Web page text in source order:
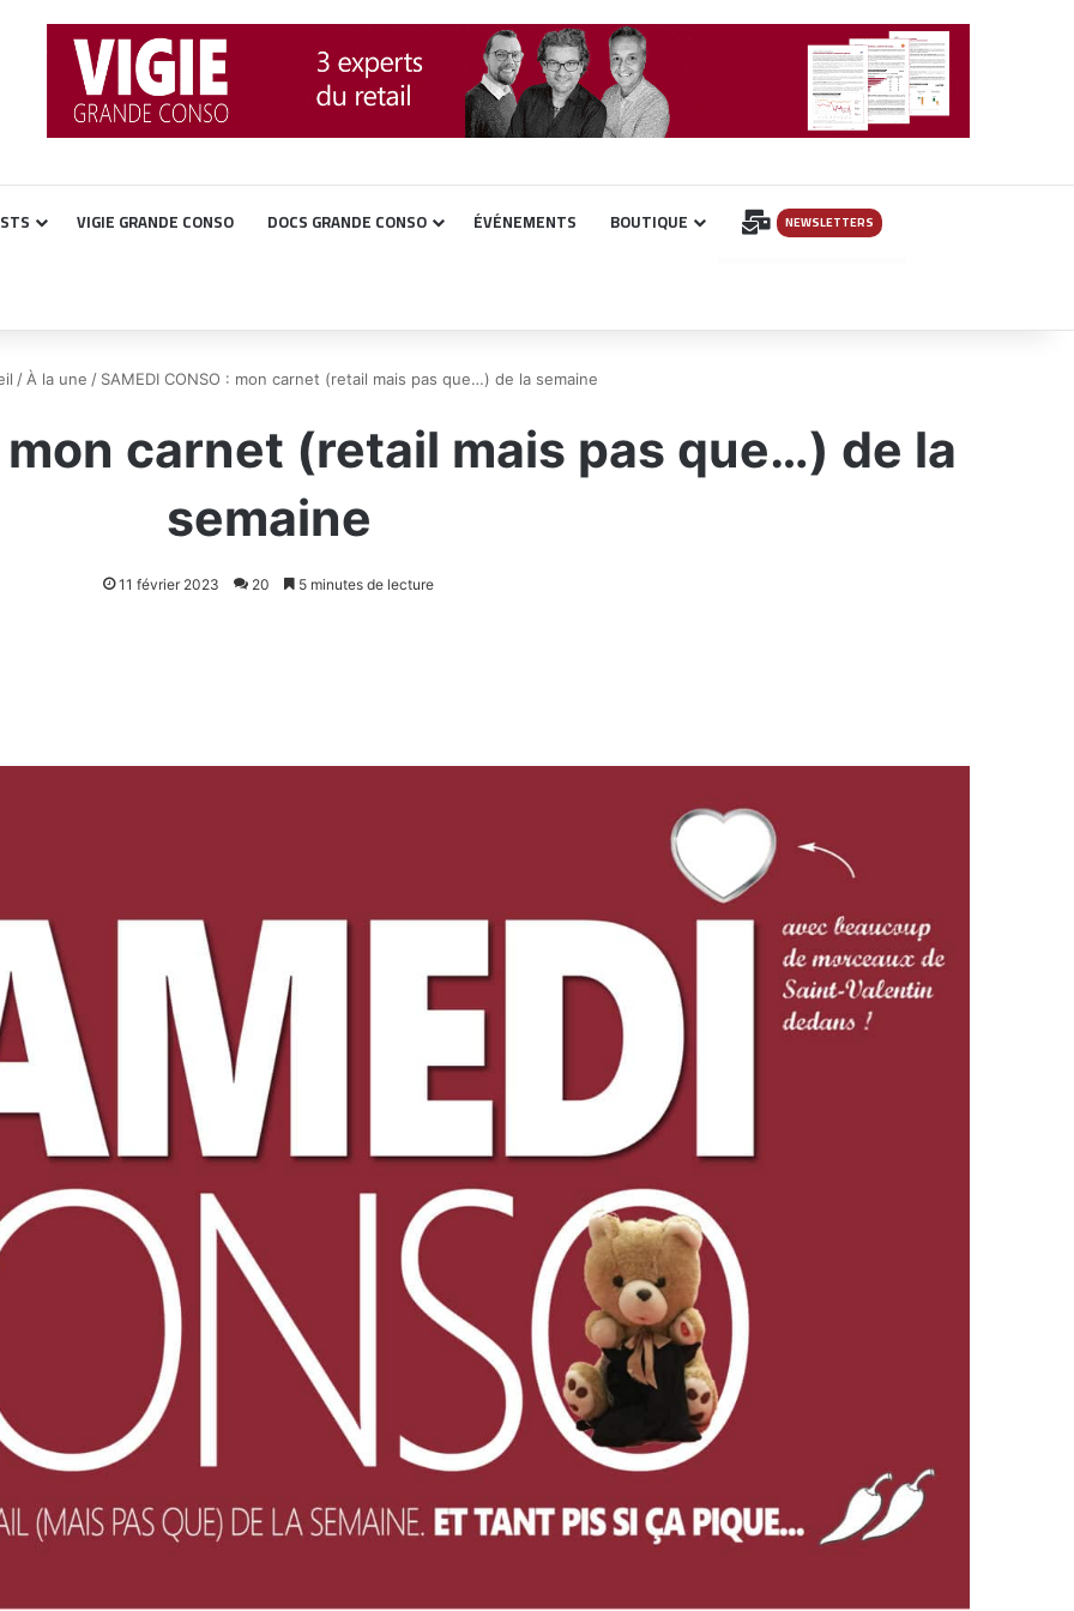
VIGIE GRANDE CONSO DOCS GRANDE CONSO ÉVÉNEMENTS BOUTIQUE INSCRIPTION
NEWSLETTERS
/ À la une / SAMEDI CONSO : mon carnet (retail mais pas que…) de la semaine
mon carnet (retail mais pas que…) de la
semaine
11 février 2023 20 5 minutes de lecture